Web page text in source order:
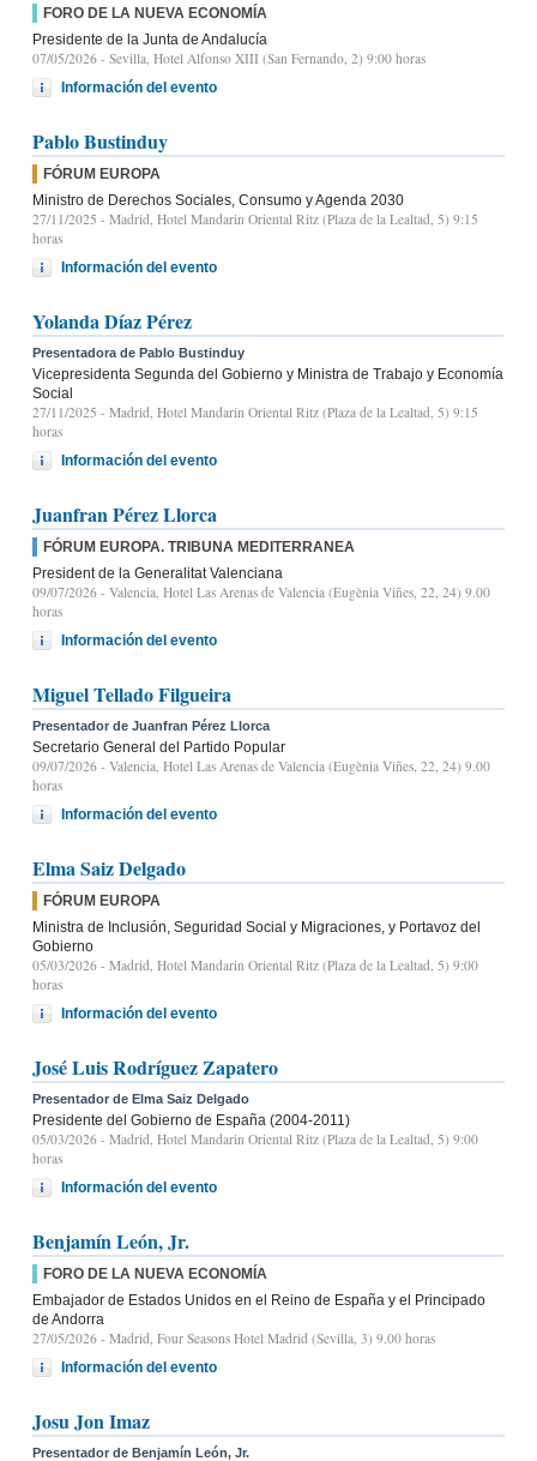
FORO DE LA NUEVA ECONOMÍA
Presidente de la Junta de Andalucía
07/05/2026 - Sevilla, Hotel Alfonso XIII (San Fernando, 2) 9:00 horas
Información del evento
Pablo Bustinduy
FÓRUM EUROPA
Ministro de Derechos Sociales, Consumo y Agenda 2030
27/11/2025 - Madrid, Hotel Mandarin Oriental Ritz (Plaza de la Lealtad, 5) 9:15
horas
Información del evento
Yolanda Díaz Pérez
Presentadora de Pablo Bustinduy
Vicepresidenta Segunda del Gobierno y Ministra de Trabajo y Economía
Social
27/11/2025 - Madrid, Hotel Mandarin Oriental Ritz (Plaza de la Lealtad, 5) 9:15
horas
Información del evento
Juanfran Pérez Llorca
FÓRUM EUROPA. TRIBUNA MEDITERRANEA
President de la Generalitat Valenciana
09/07/2026 - Valencia, Hotel Las Arenas de Valencia (Eugènia Viñes, 22, 24) 9.00
horas
Información del evento
Miguel Tellado Filgueira
Presentador de Juanfran Pérez Llorca
Secretario General del Partido Popular
09/07/2026 - Valencia, Hotel Las Arenas de Valencia (Eugènia Viñes, 22, 24) 9.00
horas
Información del evento
Elma Saiz Delgado
FÓRUM EUROPA
Ministra de Inclusión, Seguridad Social y Migraciones, y Portavoz del
Gobierno
05/03/2026 - Madrid, Hotel Mandarin Oriental Ritz (Plaza de la Lealtad, 5) 9:00
horas
Información del evento
José Luis Rodríguez Zapatero
Presentador de Elma Saiz Delgado
Presidente del Gobierno de España (2004-2011)
05/03/2026 - Madrid, Hotel Mandarin Oriental Ritz (Plaza de la Lealtad, 5) 9:00
horas
Información del evento
Benjamín León, Jr.
FORO DE LA NUEVA ECONOMÍA
Embajador de Estados Unidos en el Reino de España y el Principado
de Andorra
27/05/2026 - Madrid, Four Seasons Hotel Madrid (Sevilla, 3) 9.00 horas
Información del evento
Josu Jon Imaz
Presentador de Benjamín León, Jr.